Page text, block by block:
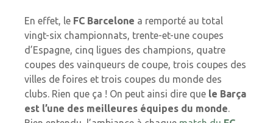
En effet, le FC Barcelone a remporté au total
vingt-six championnats, trente-et-une coupes
d’Espagne, cinq ligues des champions, quatre
coupes des vainqueurs de coupe, trois coupes des
villes de foires et trois coupes du monde des
clubs. Rien que ça ! On peut ainsi dire que le Barça
est l’une des meilleures équipes du monde.